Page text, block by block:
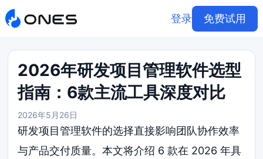
登录 免费试用
2026年研发项目管理软件选型
指南：6款主流工具深度对比
2026年5月26日
研发项目管理软件的选择直接影响团队协作效率
与产品交付质量。本文将介绍 6 款在 2026 年具